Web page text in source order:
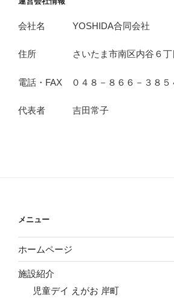
会社名 YOSHIDA合同会社
住所 さいたま市南区内谷６丁
電話・FAX ０４８－８６６－３８５
代表者 吉田常子
メニュー
ホームページ
施設紹介
児童デイ えがお 岸町